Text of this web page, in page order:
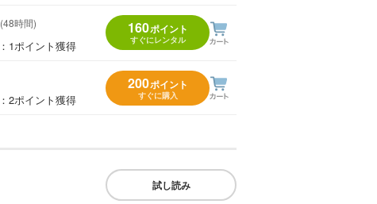
(48時間)
：1ポイント獲得
160ポイント
すぐにレンタル
：2ポイント獲得
200ポイント
すぐに購入
試し読み